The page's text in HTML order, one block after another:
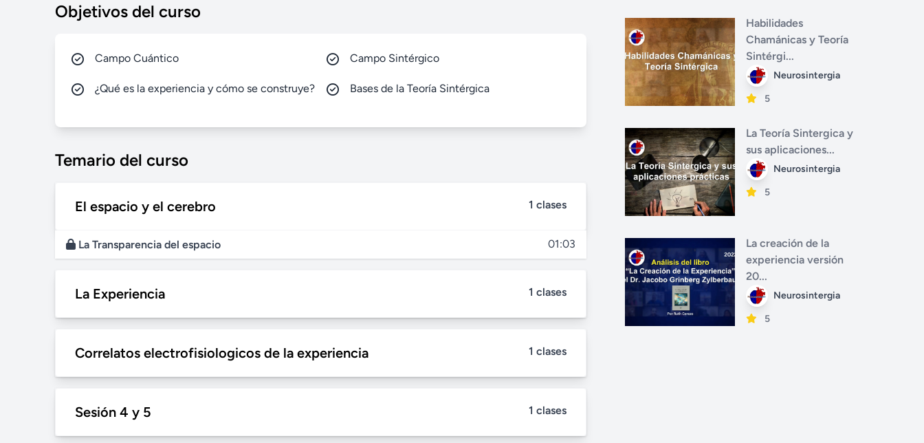
Objetivos del curso
Campo Cuántico Campo Sintérgico
¿Qué es la experiencia y cómo se construye? Bases de la Teoría Sintérgica
Temario del curso
El espacio y el cerebro 1 clases
La Transparencia del espacio 01:03
La Experiencia 1 clases
Correlatos electrofisiologicos de la experiencia 1 clases
Sesión 4 y 5 1 clases
Habilidades
Chamánicas y Teoría
Sintérgi...
Neurosintergia
5
La Teoría Sintergica y
sus aplicaciones...
Neurosintergia
5
La creación de la
experiencia versión
20...
Neurosintergia
5